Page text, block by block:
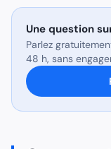
Une question
Parlez
48 h, sans